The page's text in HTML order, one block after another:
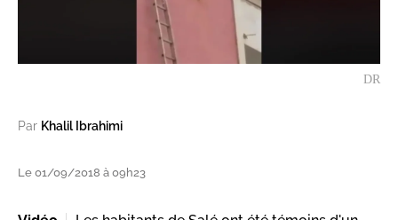
DR
Par Khalil Ibrahimi
Le 01/09/2018 à 09h23